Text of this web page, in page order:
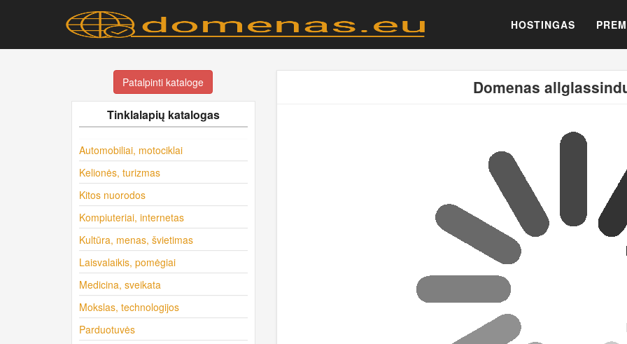
HOSTINGAS
Patalpinti kataloge
Tinklalapių katalogas
Automobiliai, motociklai
Kelionės, turizmas
Kitos nuorodos
Kompiuteriai, internetas
Kultūra, menas, švietimas
Laisvalaikis, pomėgiai
Medicina, sveikata
Mokslas, technologijos
Parduotuvės
Domenas